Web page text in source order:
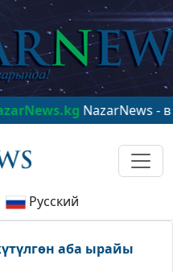
NazarNews - в
Русский
аба ырайы